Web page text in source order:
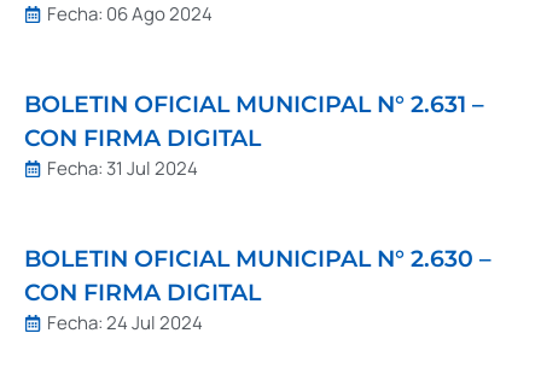
Fecha: 06 Ago 2024
BOLETIN OFICIAL MUNICIPAL N° 2.631 –
CON FIRMA DIGITAL
Fecha: 31 Jul 2024
BOLETIN OFICIAL MUNICIPAL N° 2.630 –
CON FIRMA DIGITAL
Fecha:24 Jul 2024